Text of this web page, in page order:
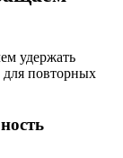
удержать
повторных